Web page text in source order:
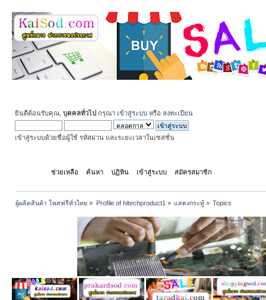
ยินดีต้อนรับคุณ, บุคคลทั่วไป กรุณา เข้าสู่ระบบ หรือ ลงทะเบียน
เข้าสู่ระบบด้วยชื่อผู้ใช้ รหัสผ่าน และระยะเวลาในเซสชั่น
ช่วยเหลือ ค้นหา ปฏิทิน เข้าสู่ระบบ สมัครสมาชิก
ผู้ผลิตสินค้า โพสฟรีทั่วไทย » Profile of hitechproduct1 » แสดงกระทู้» Topics